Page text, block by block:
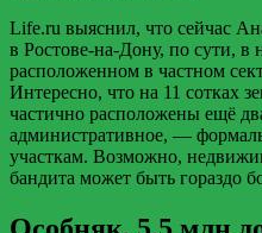
Life.ru выяснил, что сейчас
в Ростове-на-Дону, по сути, в
расположенном в частном
Интересно, что на 11 сотках
частично расположены ещё
административное, —
участкам. Возможно,
бандита может быть гораздо